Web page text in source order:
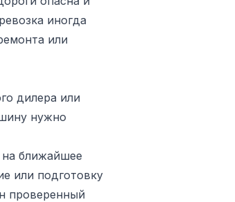
иногда
или
дилера или
нужно
на ближайшее
или подготовку
проверенный